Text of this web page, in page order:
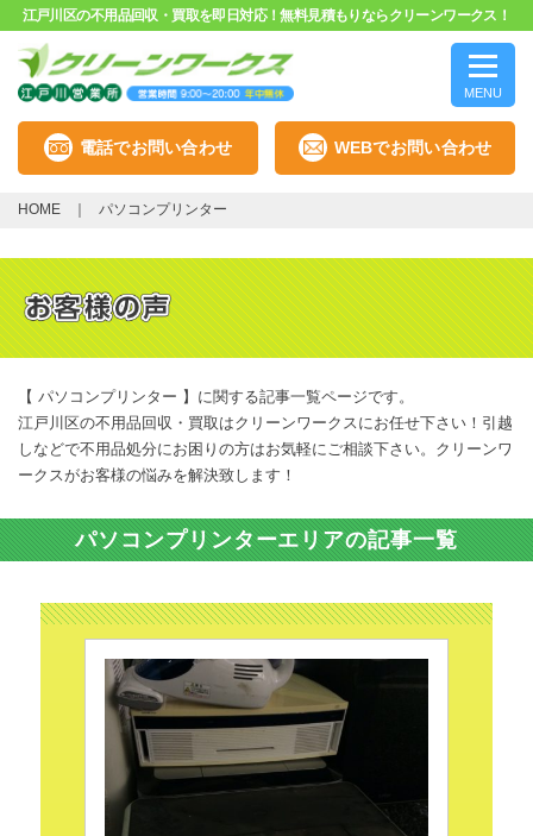
江戸川区の不用品回収・買取を即日対応！無料見積もりならクリーンワークス！
MENU
電話でお問い合わせ WEBでお問い合わせ
HOME パソコンプリンター
【 パソコンプリンター 】に関する記事一覧ページです。
江戸川区の不用品回収・買取はクリーンワークスにお任せ下さい！引越
しなどで不用品処分にお困りの方はお気軽にご相談下さい。クリーンワ
ークスがお客様の悩みを解決致します！
パソコンプリンターエリアの記事一覧